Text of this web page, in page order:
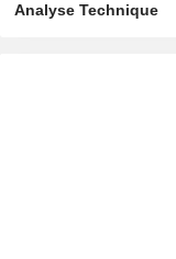
Analyse Technique